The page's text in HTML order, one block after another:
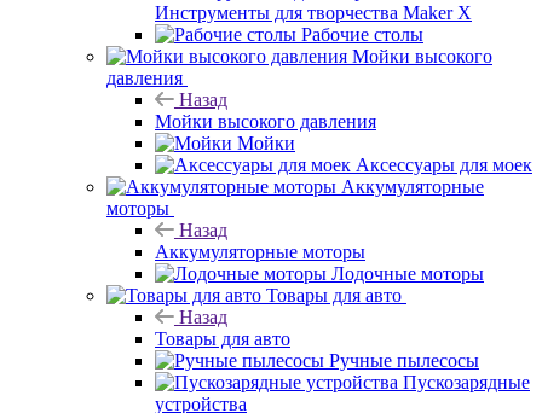
Инструменты для творчества Maker X
Рабочие столы
Мойки высокого
давления
Назад
Мойки высокого давления
Мойки
Аксессуары для моек
Аккумуляторные
моторы
Назад
Аккумуляторные моторы
Лодочные моторы
Товары для авто
Назад
Товары для авто
Ручные пылесосы
Пускозарядные
устройства